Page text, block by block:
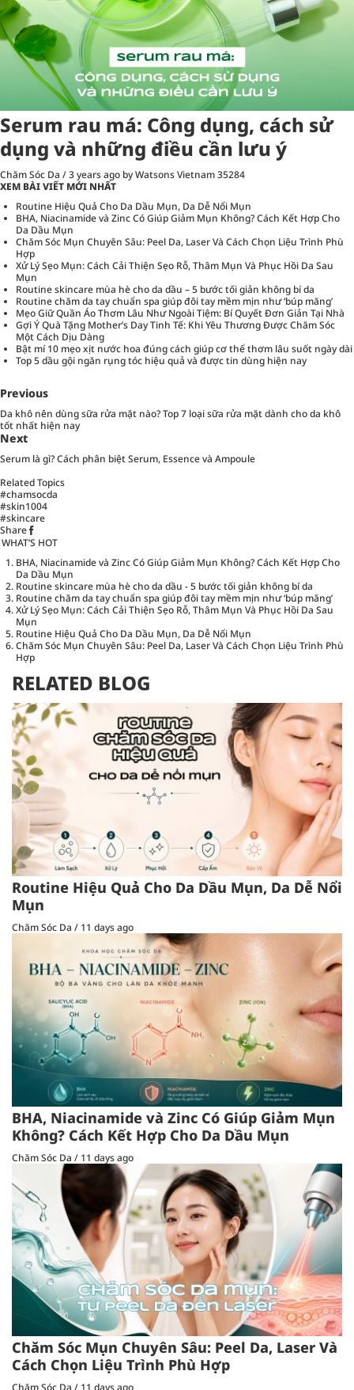
Serum rau má: Công dụng, cách sử
dụng và những điều cần lưu ý
Chăm Sóc Da /3 years ago by Watsons Vietnam35284
XEM BÀI VIẾT MỚI NHẤT
Routine Hiệu Quả Cho Da Dầu Mụn, Da Dễ Nổi Mụn
BHA, Niacinamide và Zinc Có Giúp Giảm Mụn Không? Cách Kết Hợp Cho
Da Dầu Mụn
Chăm Sóc Mụn Chuyên Sâu: Peel Da, Laser Và Cách Chọn Liệu Trình Phù
Hợp
Xử Lý Sẹo Mụn: Cách Cải Thiện Sẹo Rỗ, Thâm Mụn Và Phục Hồi Da Sau
Mụn
Routine skincare mùa hè cho da dầu – 5 bước tối giản không bí da
Routine chăm da tay chuẩn spa giúp đôi tay mềm mịn như ‘búp măng’
Mẹo Giữ Quần Áo Thơm Lâu Như Ngoài Tiệm: Bí Quyết Đơn Giản Tại Nhà
Gợi Ý Quà Tặng Mother’s Day Tinh Tế: Khi Yêu Thương Được Chăm Sóc
Một Cách Dịu Dàng
Bật mí 10 mẹo xịt nước hoa đúng cách giúp cơ thể thơm lâu suốt ngày dài
Top 5 dầu gội ngăn rụng tóc hiệu quả và được tin dùng hiện nay
Previous
Da khô nên dùng sữa rửa mặt nào? Top 7 loại sữa rửa mặt dành cho da khô
tốt nhất hiện nay
Next
Serum là gì? Cách phân biệt Serum, Essence và Ampoule
Related Topics
#chamsocda
#skin1004
#skincare
Share
WHAT’S HOT
BHA, Niacinamide và Zinc Có Giúp Giảm Mụn Không? Cách Kết Hợp Cho
Da Dầu Mụn
Routine skincare mùa hè cho da dầu - 5 bước tối giản không bí da
Routine chăm da tay chuẩn spa giúp đôi tay mềm mịn như ‘búp măng’
Xử Lý Sẹo Mụn: Cách Cải Thiện Sẹo Rỗ, Thâm Mụn Và Phục Hồi Da Sau
Mụn
Routine Hiệu Quả Cho Da Dầu Mụn, Da Dễ Nổi Mụn
Chăm Sóc Mụn Chuyên Sâu: Peel Da, Laser Và Cách Chọn Liệu Trình Phù
Hợp
RELATED BLOG
Routine Hiệu Quả Cho Da Dầu Mụn, Da Dễ Nổi
Mụn
Chăm Sóc Da / 11 days ago
BHA, Niacinamide và Zinc Có Giúp Giảm Mụn
Không? Cách Kết Hợp Cho Da Dầu Mụn
Chăm Sóc Da / 11 days ago
Chăm Sóc Mụn Chuyên Sâu: Peel Da, Laser Và
Cách Chọn Liệu Trình Phù Hợp